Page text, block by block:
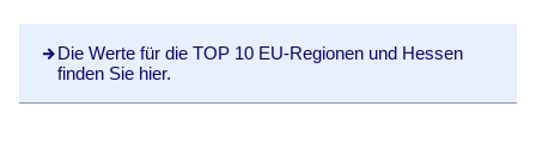
Die Werte für die TOP 10 EU-Regionen und Hessen
finden Sie hier.